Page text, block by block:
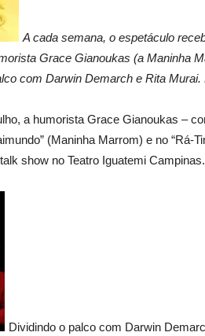
A cada semana, o espetáculo
Grace Gianoukas (a Maninha
com Darwin Demarch e Rita Murai.
a humorista Grace Gianoukas –
(Maninha Marrom) e no “Rá-
show no Teatro Iguatemi Campinas.
Dividindo o palco com Darwin